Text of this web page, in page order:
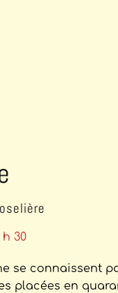
30
se connaissent
placées en